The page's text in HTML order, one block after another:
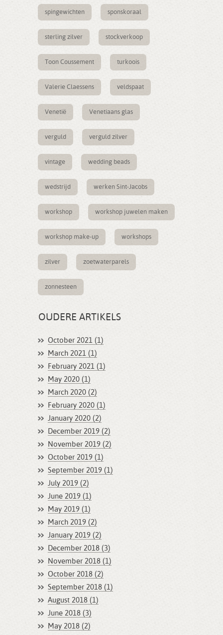
spingewichten sponskoraal
sterling zilver stockverkoop
Toon Coussement turkoois
Valerie Claessens veldspaat
Venetië Venetiaans glas
verguld verguld zilver
vintage wedding beads
wedstrijd werken Sint-Jacobs
workshop workshop juwelen maken
workshop make-up workshops
zilver zoetwaterparels
zonnesteen
OUDERE ARTIKELS
October 2021 (1)
March 2021 (1)
February 2021 (1)
May 2020 (1)
March 2020 (2)
February 2020 (1)
January 2020 (2)
December 2019 (2)
November 2019 (2)
October 2019 (1)
September 2019 (1)
July 2019 (2)
June 2019 (1)
May 2019 (1)
March 2019 (2)
January 2019 (2)
December 2018 (3)
November 2018 (1)
October 2018 (2)
September 2018 (1)
August 2018 (1)
June 2018 (3)
May 2018 (2)